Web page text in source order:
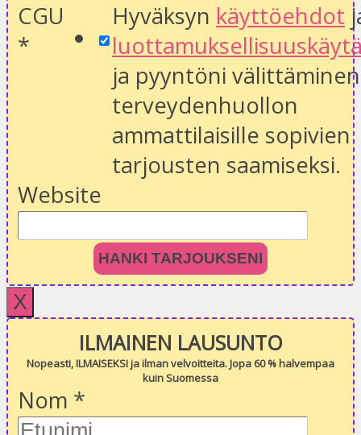
CGU
*
Hyväksyn käyttöehdot
ja pyyntöni välittäminen
terveydenhuollon
ammattilaisille sopivien
tarjousten saamiseksi.
Website
HANKI TARJOUKSENI
X
ILMAINEN LAUSUNTO
Nopeasti, ILMAISEKSI ja ilman velvoitteita. Jopa 60 % halvempaa
kuin Suomessa
Nom *